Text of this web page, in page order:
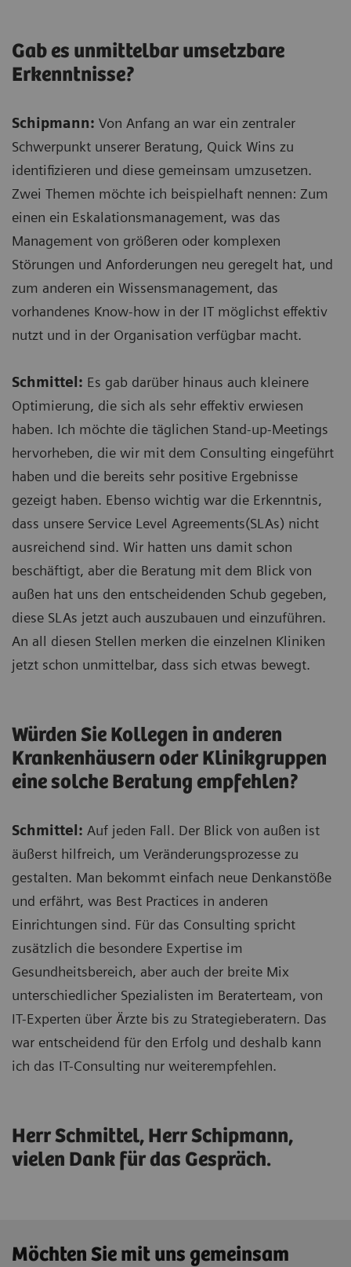
Gab es unmittelbar umsetzbare
Erkenntnisse?
Schipmann: Von Anfang an war ein zentraler
Schwerpunkt unserer Beratung, Quick Wins zu
identifizieren und diese gemeinsam umzusetzen.
Zwei Themen möchte ich beispielhaft nennen: Zum
einen ein Eskalationsmanagement, was das
Management von größeren oder komplexen
Störungen und Anforderungen neu geregelt hat, und
zum anderen ein Wissensmanagement, das
vorhandenes Know-how in der IT möglichst effektiv
nutzt und in der Organisation verfügbar macht.
Schmittel: Es gab darüber hinaus auch kleinere
Optimierung, die sich als sehr effektiv erwiesen
haben. Ich möchte die täglichen Stand-up-Meetings
hervorheben, die wir mit dem Consulting eingeführt
haben und die bereits sehr positive Ergebnisse
gezeigt haben. Ebenso wichtig war die Erkenntnis,
dass unsere Service Level Agreements(SLAs) nicht
ausreichend sind. Wir hatten uns damit schon
beschäftigt, aber die Beratung mit dem Blick von
außen hat uns den entscheidenden Schub gegeben,
diese SLAs jetzt auch auszubauen und einzuführen.
An all diesen Stellen merken die einzelnen Kliniken
jetzt schon unmittelbar, dass sich etwas bewegt.
Würden Sie Kollegen in anderen
Krankenhäusern oder Klinikgruppen
eine solche Beratung empfehlen?
Schmittel: Auf jeden Fall. Der Blick von außen ist
äußerst hilfreich, um Veränderungsprozesse zu
gestalten. Man bekommt einfach neue Denkanstöße
und erfährt, was Best Practices in anderen
Einrichtungen sind. Für das Consulting spricht
zusätzlich die besondere Expertise im
Gesundheitsbereich, aber auch der breite Mix
unterschiedlicher Spezialisten im Beraterteam, von
IT-Experten über Ärzte bis zu Strategieberatern. Das
war entscheidend für den Erfolg und deshalb kann
ich das IT-Consulting nur weiterempfehlen.
Herr Schmittel, Herr Schipmann,
vielen Dank für das Gespräch.
Möchten Sie mit uns gemeinsam